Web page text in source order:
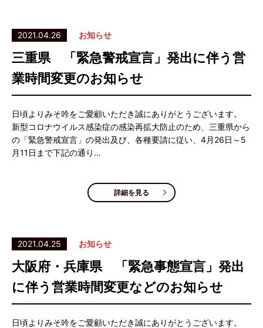
2021.04.26 お知らせ
三重県 「緊急警戒宣言」発出に伴う営
業時間変更のお知らせ
日頃よりみそ吟をご愛顧いただき誠にありがとうございます。
新型コロナウイルス感染症の感染再拡大防止のため、三重県から
の「緊急警戒宣言」の発出及び、各種要請に従い、4月26日～5
月11日まで下記の通り…
詳細を見る
2021.04.25 お知らせ
大阪府・兵庫県 「緊急事態宣言」発出
に伴う営業時間変更などのお知らせ
日頃よりみそ吟をご愛顧いただき誠にありがとうございます。